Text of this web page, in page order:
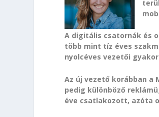
A digitális csatornák és
több mint tíz éves
nyolcéves vezetői
Az új vezető korábban
pedig különböző
éve csatlakozott, azóta